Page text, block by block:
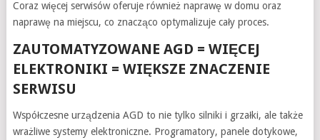
Coraz więcej serwisów oferuje również naprawę w domu oraz
naprawę na miejscu, co znacząco optymalizuje cały proces.
ZAUTOMATYZOWANE AGD = WIĘCEJ
ELEKTRONIKI = WIĘKSZE ZNACZENIE
SERWISU
Współczesne urządzenia AGD to nie tylko silniki i grzałki, ale także
wrażliwe systemy elektroniczne. Programatory, panele dotykowe,